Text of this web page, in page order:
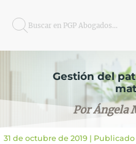
Buscar en PGP Abogados...
Gestión del
Por Ángela
31 de octubre de 2019 | Publicado